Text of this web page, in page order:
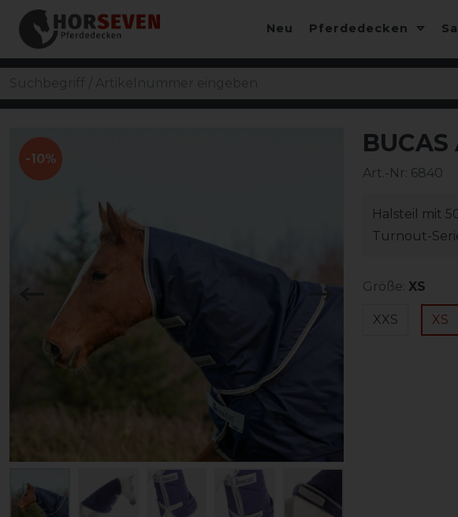
Neu Pferdedecken
-10%
BUCAS
Art.-Nr: 6840
Halsteil mit
Turnout-
Größe: XS
XXS XS